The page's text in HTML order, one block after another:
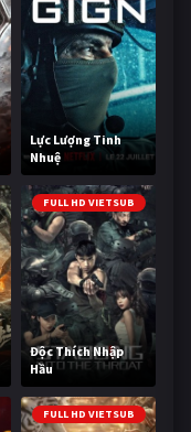
Lực Lượng Tinh
Nhuệ
FULL HD VIETSUB
Độc Thích Nhập
Hầu
FULL HD VIETSUB